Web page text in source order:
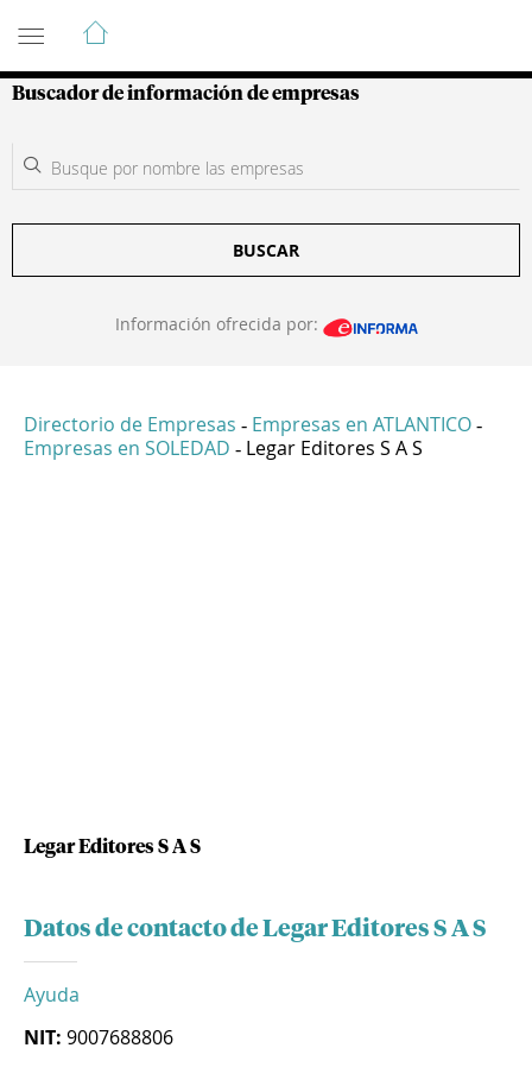
Guía de Empresas Colombianas
Buscador de información de empresas
BUSCAR
Información ofrecida por:
Directorio de Empresas - Empresas en ATLANTICO -
Empresas en SOLEDAD - Legar Editores S A S
Legar Editores S A S
Datos de contacto de Legar Editores S A S
Ayuda
NIT: 9007688806